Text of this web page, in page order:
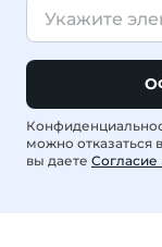
можно
вы даете Согласие